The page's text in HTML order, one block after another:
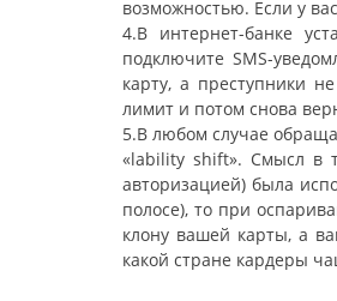
возможностью. Если у
4.В интернет-банке
подключите SMS-
карту, а преступники
лимит и потом снова
5.В любом случае
«lability shift». Смысл в
авторизацией) была
полосе), то при
клону вашей карты, а
какой стране кардеры